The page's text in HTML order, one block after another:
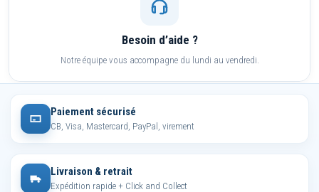
Besoin d’aide ?
Notre équipe vous accompagne du lundi au vendredi.
Paiement sécurisé
CB, Visa, Mastercard, PayPal, virement
Livraison & retrait
Expédition rapide + Click and Collect